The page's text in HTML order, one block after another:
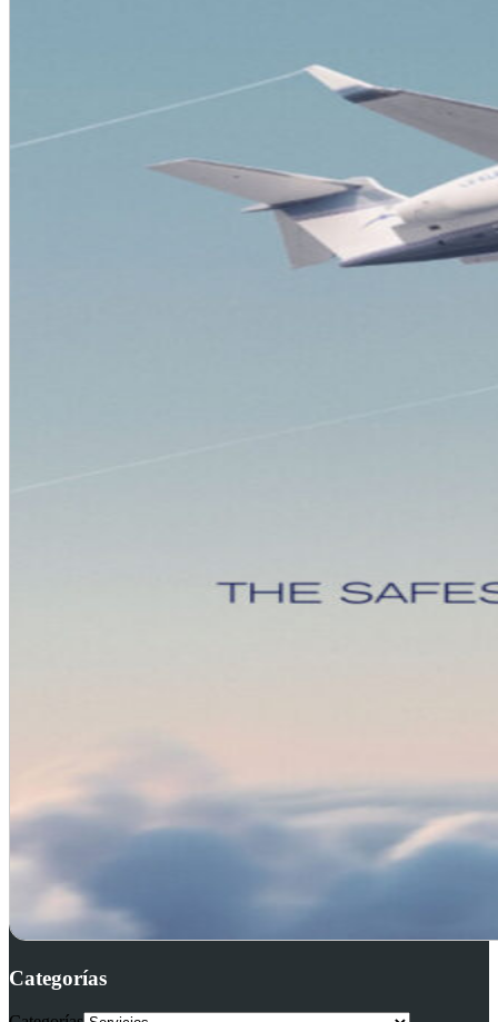
Categorías